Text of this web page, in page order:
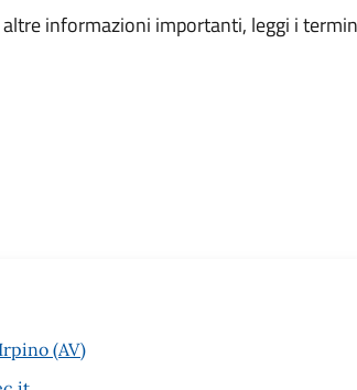
informazioni importanti, leggi i
(AV)